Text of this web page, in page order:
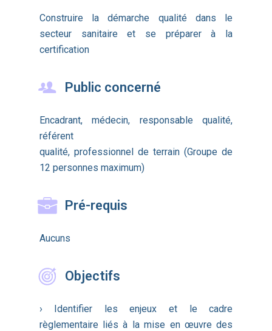
Construire la démarche qualité dans le
secteur sanitaire et se préparer à la
certification
Public concerné
Encadrant, médecin, responsable qualité,
référent
qualité, professionnel de terrain (Groupe de
12 personnes maximum)
Pré-requis
Aucuns
Objectifs
› Identifier les enjeux et le cadre
règlementaire liés à la mise en œuvre des